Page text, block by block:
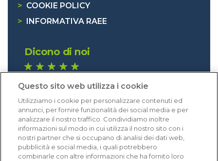
> COOKIE POLICY
> INFORMATIVA RAEE
Dicono di noi
Eccellente (4,8)
Acquisti verificati
Questo sito web utilizza i cookie
Utilizziamo i cookie per personalizzare contenuti ed
annunci, per fornire funzionalità dei social media e per
analizzare il nostro traffico. Condividiamo inoltre
informazioni sul modo in cui utilizza il nostro sito con i
nostri partner che si occupano di analisi dei dati web,
pubblicità e social media, i quali potrebbero
combinarle con altre informazioni che ha fornito loro